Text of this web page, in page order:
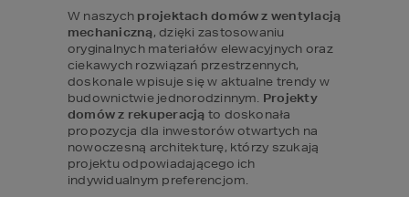
W naszych projektach domów z wentylacją
mechaniczną, dzięki zastosowaniu
oryginalnych materiałów elewacyjnych oraz
ciekawych rozwiązań przestrzennych,
doskonale wpisuje się w aktualne trendy w
budownictwie jednorodzinnym. Projekty
domów z rekuperacją to doskonała
propozycja dla inwestorów otwartych na
nowoczesną architekturę, którzy szukają
projektu odpowiadającego ich
indywidualnym preferencjom.